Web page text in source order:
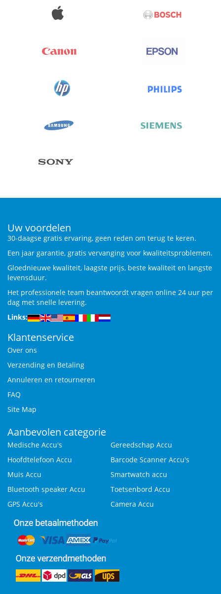
Uw voordelen
30-daagse gratis ervaring, geen reden om terug te keren.
Een jaar garantie, gratis vervanging voor kwaliteitsproblemen.
Gloednieuwe kwaliteit, laagste prijs, beste kwaliteit en langste
levensduur.
Het professionele team beantwoordt vragen online 24 uur per
dag met snelle levering.
Links:
Klantenservice
Over ons
Verzending en Betaling
Annuleren en retourneren
FAQ
Site Map
Aanbevolen categorie
Medische Accu's
Gereedschap Accu
Hoofdtelefoon Accu
Barcode Scanner Accu's
Muis Accu
Smartwatch accu
Bluetooth speaker Accu
Toetsenbord Accu
GPS Accu's
Camera Accu